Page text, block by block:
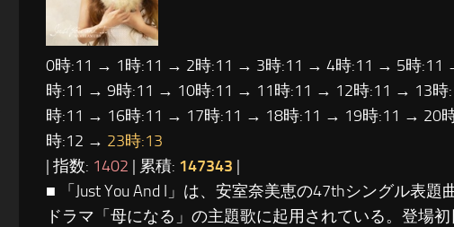
0時:11 → 1時:11 → 2時:11 → 3時:11 → 4時:11 → 5時
時:11 → 9時:11 → 10時:11 → 11時:11 → 12時:11 → 13
時:11 → 16時:11 → 17時:11 → 18時:11 → 19時:11 → 20
時:12 → 23時:13
| 指数: 1402 | 累積: 147343 |
■ 「Just You And I」は、安室奈美恵の47thシングル表題
ドラマ「母になる」の主題歌に起用されている。登場